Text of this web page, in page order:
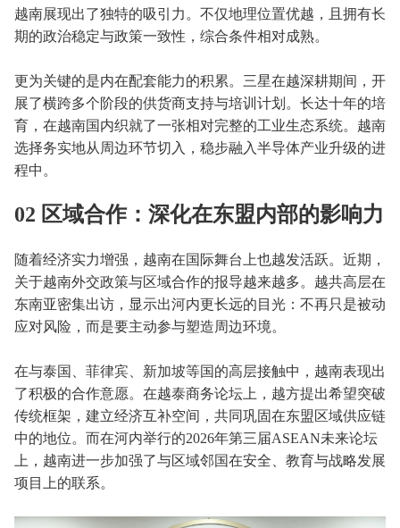
越南展现出了独特的吸引力。不仅地理位置优越，且拥有长
期的政治稳定与政策一致性，综合条件相对成熟。
更为关键的是内在配套能力的积累。三星在越深耕期间，开
展了横跨多个阶段的供货商支持与培训计划。长达十年的培
育，在越南国内织就了一张相对完整的工业生态系统。越南
选择务实地从周边环节切入，稳步融入半导体产业升级的进
程中。
02 区域合作：深化在东盟内部的影响力
随着经济实力增强，越南在国际舞台上也越发活跃。近期，
关于越南外交政策与区域合作的报导越来越多。越共高层在
东南亚密集出访，显示出河内更长远的目光：不再只是被动
应对风险，而是要主动参与塑造周边环境。
在与泰国、菲律宾、新加坡等国的高层接触中，越南表现出
了积极的合作意愿。在越泰商务论坛上，越方提出希望突破
传统框架，建立经济互补空间，共同巩固在东盟区域供应链
中的地位。而在河内举行的2026年第三届ASEAN未来论坛
上，越南进一步加强了与区域邻国在安全、教育与战略发展
项目上的联系。